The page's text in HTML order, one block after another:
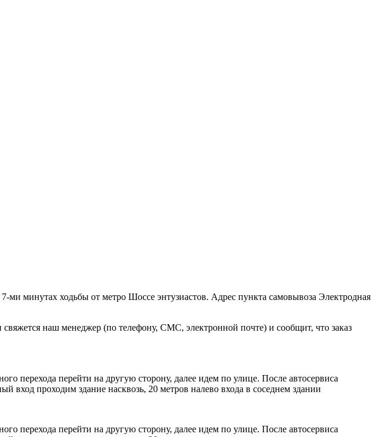
ми минутах ходьбы от метро Шоссе энтузиастов. Адрес пункта самовывоза Электродная
наш менеджер (по телефону, СМС, электронной почте) и сообщит, что заказ
перехода перейти на другую сторону, далее идем по улице. После автосервиса
вход проходим здание насквозь, 20 метров налево входа в соседнем здании
перехода перейти на другую сторону, далее идем по улице. После автосервиса